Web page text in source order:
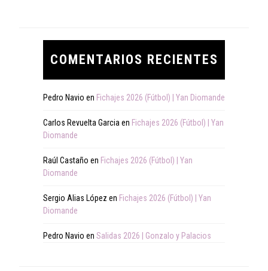
COMENTARIOS RECIENTES
Pedro Navio en Fichajes 2026 (Fútbol) | Yan Diomande
Carlos Revuelta Garcia en Fichajes 2026 (Fútbol) | Yan
Diomande
Raúl Castaño en Fichajes 2026 (Fútbol) | Yan
Diomande
Sergio Alias López en Fichajes 2026 (Fútbol) | Yan
Diomande
Pedro Navio en Salidas 2026 | Gonzalo y Palacios